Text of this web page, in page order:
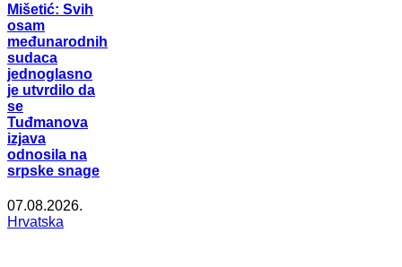
Mišetić: Svih
osam
međunarodnih
sudaca
jednoglasno
je utvrdilo da
se
Tuđmanova
izjava
odnosila na
srpske snage
07.08.2026.
Hrvatska